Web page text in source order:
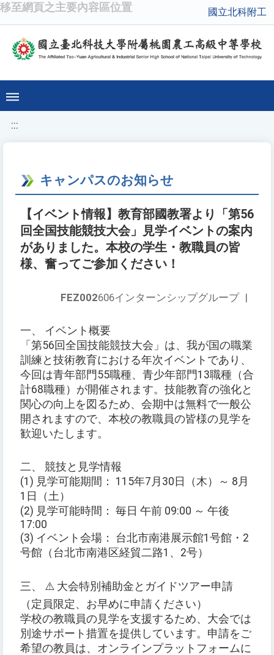
移至網頁之主要內容區位置 國立北科附工
:::
キャンパスのお知らせ
【イベント情報】教育部國教署より「第56
回全国技能競技大会」見学イベントの案内
がありました。本校の学生・教職員の皆
様、奮ってご参加ください！
FEZ002606インターンシップグループ |
一、 イベント概要
「第56回全国技能競技大会」は、我が国の職業
訓練と技術教育における年次イベントであり、
今回は青年部門55職種、青少年部門13職種（合
計68職種）が開催されます。技能教育の強化と
関心の向上を図るため、会期中は無料で一般公
開されますので、本校の教職員の皆様の見学を
歓迎いたします。
二、 競技と見学情報
(1) 見学可能期間： 115年7月30日（木）～ 8月
1日（土）
(2) 見学可能時間： 毎日 午前 09:00 ～ 午後
17:00
(3) イベント会場： 台北市南港展示館1号館・2
号館（台北市南港区経貿二路1、2号）
三、 ⚠️ 大会特別補助金とガイドツアー申請
（定員限定、お早めに申請ください）
学校の教職員の見学を支援するため、大会では
別途サポート措置を提供しています。申請をご
希望の教員は、オンラインプラットフォームに